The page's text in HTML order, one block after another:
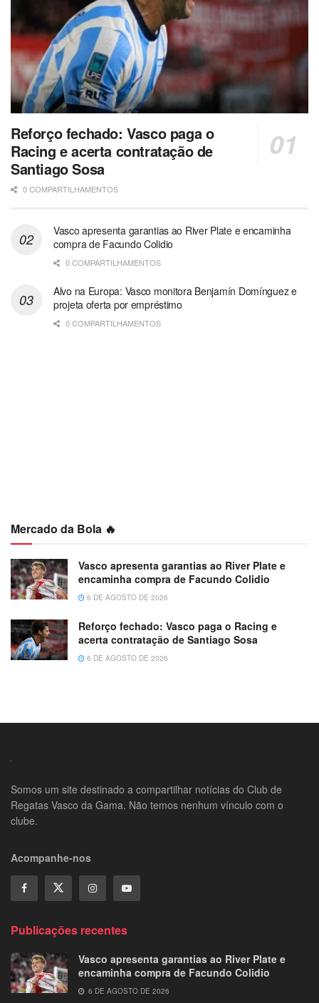
Reforço fechado: Vasco paga o
Racing e acerta contratação de
Santiago Sosa
0 COMPARTILHAMENTOS
Vasco apresenta garantias ao River Plate e encaminha
compra de Facundo Colidio
0 COMPARTILHAMENTOS
Alvo na Europa: Vasco monitora Benjamín Domínguez e
projeta oferta por empréstimo
0 COMPARTILHAMENTOS
Mercado da Bola 🔥
Vasco apresenta garantias ao River Plate e
encaminha compra de Facundo Colidio
6 DE AGOSTO DE 2026
Reforço fechado: Vasco paga o Racing e
acerta contratação de Santiago Sosa
6 DE AGOSTO DE 2026
Somos um site destinado a compartilhar notícias do Club de
Regatas Vasco da Gama. Não temos nenhum vínculo com o
clube.
Acompanhe-nos
Publicações recentes
Vasco apresenta garantias ao River Plate e
encaminha compra de Facundo Colidio
6 DE AGOSTO DE 2026